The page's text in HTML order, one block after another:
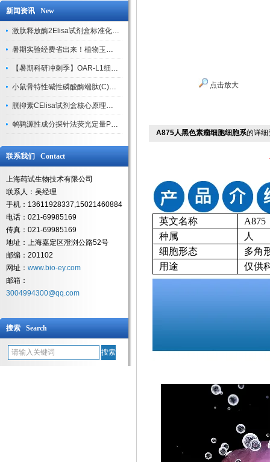
新闻资讯 New
激肽释放酶2Elisa试剂盒标准化实验操作与质控体系解析
暑期实验经费省出来！植物玉米索核苷（ZR ）elisa酶联免疫试剂盒
【暑期科研冲刺季】OAR-L1细胞专用培养基特惠，助力实验高效突破
小鼠骨特性碱性磷酸酶端肽(C)elisa试剂盒大促，骨科研人速囤
胱抑素CElisa试剂盒核心原理、产品特性与全流程操作规范详解
鹌鹑源性成分探针法荧光定量PCR试剂盒特惠来袭
联系我们 Contact
上海莼试生物技术有限公司
联系人：吴经理
手机：13611928337,15021460884
电话：021-69985169
传真：021-69985169
地址：上海嘉定区澄浏公路52号
邮编：201102
网址： www.bio-ey.com
邮箱：
3004994300@qq.com
搜索 Search
点击放大
A875人黑色素瘤细胞细胞系的详细
英文名称
A875
种属
人
细胞形态
多角
用途
仅供